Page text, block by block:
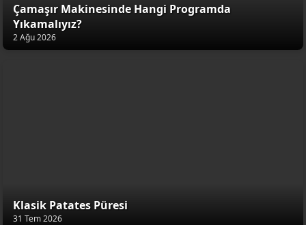
Çamaşır Makinesinde Hangi Programda
Yıkamalıyız?
2 Ağu 2026
Klasik Patates Püresi
31 Tem 2026